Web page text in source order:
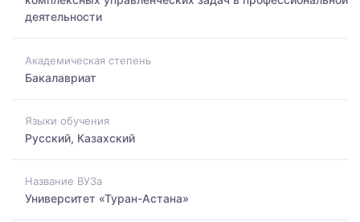
деятельности
Академическая степень
Бакалавриат
Языки обучения
Русский, Казахский
Название ВУЗа
Университет «Туран-Астана»